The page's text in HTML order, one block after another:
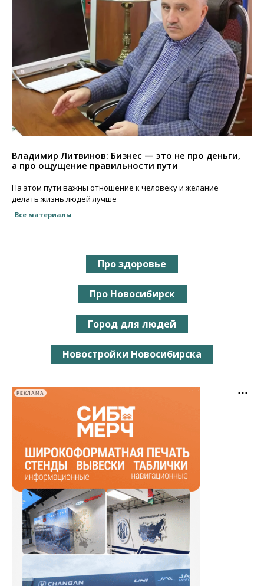
Владимир Литвинов: Бизнес — это не про деньги,
а про ощущение правильности пути
На этом пути важны отношение к человеку и желание
делать жизнь людей лучше
Все материалы
Про здоровье
Про Новосибирск
Город для людей
Новостройки Новосибирска
РЕКЛАМА